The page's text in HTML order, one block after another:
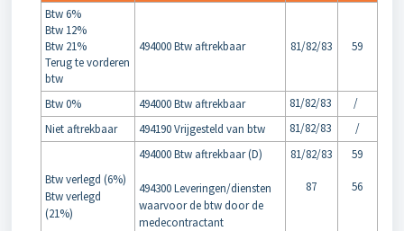
Btw 6%
Btw 12%
Btw 21%
Terug te vorderen
btw
494000 Btw aftrekbaar 81/82/83 59
Btw 0% 494000 Btw aftrekbaar 81/82/83
/
Niet aftrekbaar
494190 Vrijgesteld van btw 81/82/83 /
Btw verlegd (6%)
Btw verlegd
(21%)
494000 Btw aftrekbaar (D)
494300 Leveringen/diensten
waarvoor de btw door de
medecontractant
81/82/83
87
59
56